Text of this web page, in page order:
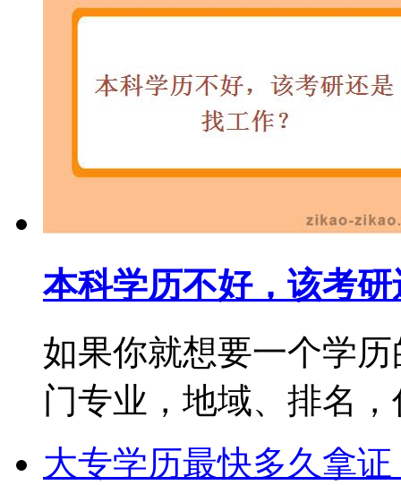
本科学历不好，该考
如果你就想要一个学
门专业，地域、排名，
大专学历最快多久拿证